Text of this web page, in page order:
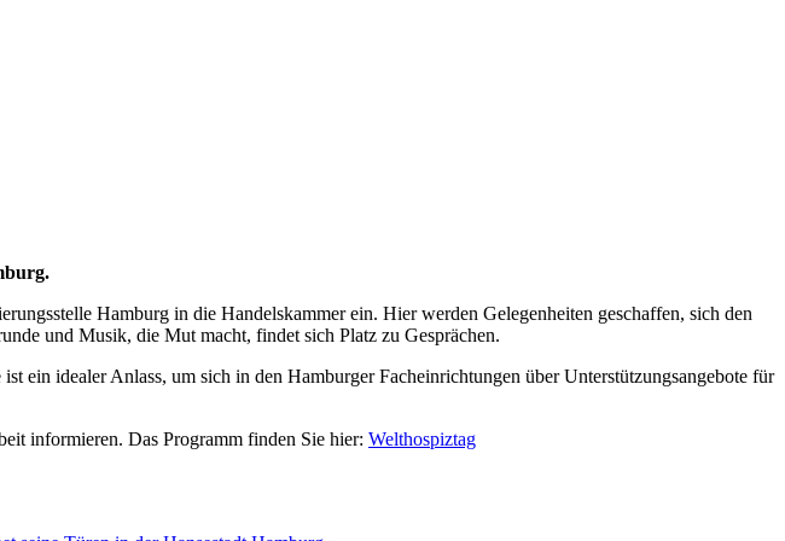
Hamburg in die Handelskammer ein. Hier werden Gelegenheiten geschaffen, sich den
und Musik, die Mut macht, findet sich Platz zu Gesprächen.
idealer Anlass, um sich in den Hamburger Facheinrichtungen über Unterstützungsangebote für
informieren. Das Programm finden Sie hier: Welthospiztag